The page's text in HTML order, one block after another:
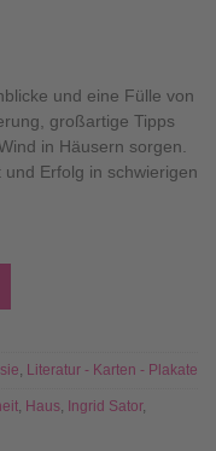
und eine Fülle von
großartige Tipps
in Häusern sorgen.
Erfolg in schwierigen
, Literatur - Karten - Plakate
, Haus, Ingrid Sator,